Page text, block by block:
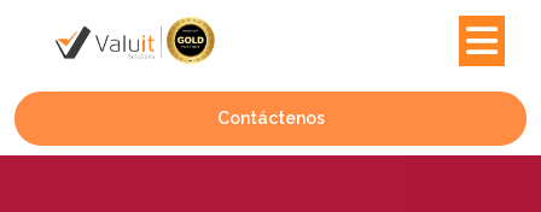
Contáctenos